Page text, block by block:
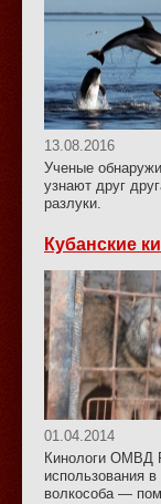
13.08.2016
Ученые
узнают друг
разлуки.
Кубанские
01.04.2014
Кинологи ОМВД
использования
волкособа —